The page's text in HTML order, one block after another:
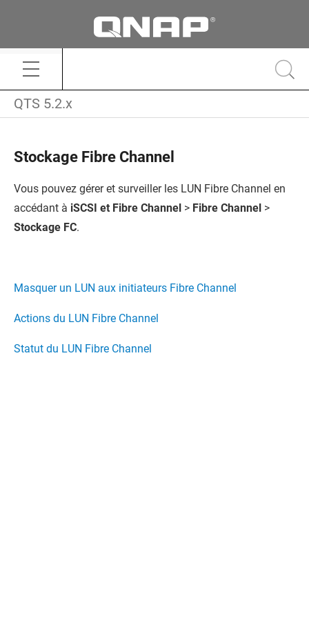
QTS 5.2.x
Stockage Fibre Channel
Vous pouvez gérer et surveiller les LUN Fibre Channel en
accédant à iSCSI et Fibre Channel > Fibre Channel >
Stockage FC.
Masquer un LUN aux initiateurs Fibre Channel
Actions du LUN Fibre Channel
Statut du LUN Fibre Channel